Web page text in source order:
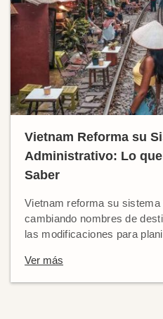
Vietnam Reforma su
Administrativo: Lo
Saber
Vietnam reforma su
cambiando nombres de
las modificaciones para
Ver más